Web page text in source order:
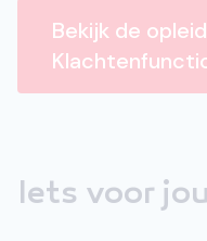
Bekijk de
Iets voor